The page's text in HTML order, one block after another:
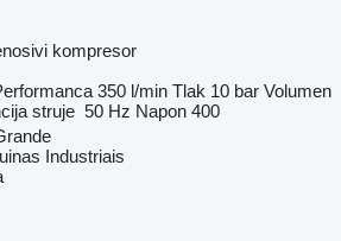
kompresor
350 l/min Tlak 10 bar Volumen
struje 50 Hz Napon 400
Industriais